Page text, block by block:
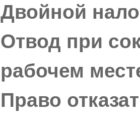
Двойной
Отвод при
рабочем
Право